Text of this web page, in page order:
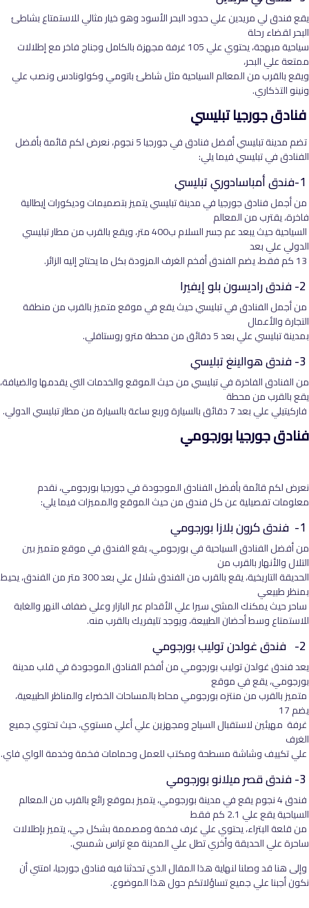
يقع فندق لي مريدين علي حدود البحر الأسود وهو خيار مثالي للاستمتاع بشاطئ
البحر لقضاء رحلة
سياحية مبهجة، يحتوي علي 105 غرفة مجهزة بالكامل وجناج فاخر مع إطلالات
ممتعة علي البحر،
ويقع بالقرب من المعالم السياحية مثل شاطئ باتومي وكولونادس ونصب علي
ونينو التذكاري.
فنادق جورجيا تبليسي
تضم مدينة تبليسي أفضل فنادق في جورجيا 5 نجوم، نعرض لكم قائمة بأفضل
الفنادق في تبليسي فيما يلي:
من أجمل فنادق جورجيا في مدينة تبليسي يتميز بتصميمات وديكورات إيطالية
فاخرة، يقترب من المعالم
السياحية حيث يبعد عم جسر السلام ب400 متر، ويقع بالقرب من مطار تبليسي
الدولي علي بعد
من أجمل الفنادق في تبليسي حيث يقع في موقع متميز بالقرب من منطقة
التجارة والأعمال
بمدينة تبليسي علي بعد 5 دقائق من محطة مترو روستافلي.
من الفنادق الفاخرة في تبليسي من حيث الموقع والخدمات التي يقدمها والضيافة،
يقع بالقرب من محطة
فاركيتيلي علي بعد 7 دقائق بالسيارة وربع ساعة بالسيارة من مطار تبليسي الدولي.
فنادق جورجيا بورجومي
نعرض لكم قائمة بأفضل الفنادق الموجودة في جورجيا بورجومي، نقدم
معلومات تفصيلية عن كل فندق من حيث الموقع والمميزات فيما يلي:
من أفضل الفنادق السياحية في بورجومي، يقع الفندق في موقع متميز بين
التلال والأنهار بالقرب من
الحديقة التاريخية، يقع بالقرب من الفندق شلال علي بعد 300 متر من الفندق، يحيط
بمنظر طبيعي
ساحر حيث يمكنك المشي سيرا علي الأقدام عبر البازار وعلي ضفاف النهر والغابة
للاستمتاع وسط أحضان الطبيعة، ويوجد تليفريك بالقرب منه.
يعد فندق غولدن توليب بورجومي من أفخم الفنادق الموجودة في قلب مدينة
بورجومي، يقع في موقع
متميز بالقرب من منتزه بورجومي محاط بالمساحات الخضراء والمناظر الطبيعية،
يضم 17
غرفة مهيئين لاستقبال السياح ومجهزين علي أعلي مستوي، حيث تحتوي جميع
الغرف
علي تكييف وشاشة مسطحة ومكتب للعمل وحمامات فخمة وخدمة الواي فاي.
فندق 4 نجوم يقع في مدينة بورجومي، يتميز بموقع رائع بالقرب من المعالم
السياحية يقع علي 2.1 كم فقط
من قلعة البتراء، يحتوي علي غرف فخمة ومصممة بشكل جي، يتميز بإطلالات
ساحرة علي الحديقة وأخري تطل علي المدينة مع تراس شمسي.
وإلى هنا قد وصلنا لنهاية هذا المقال الذي تحدثنا فيه فنادق جورجيا، امتني أن
نكون أجبنا علي جميع تساؤلاتكم حول هذا الموضوع.